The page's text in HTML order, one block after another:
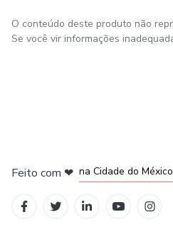
O conteúdo deste produto não
Se você vir informações
Feito com ❤ na Cidade do México